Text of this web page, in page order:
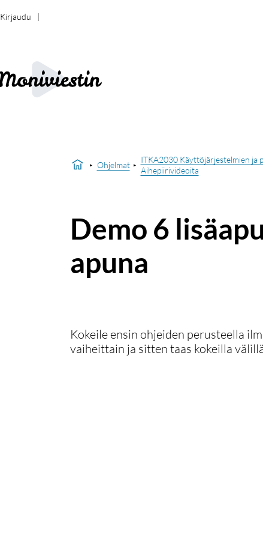
Kirjaudu
Ohjelmat
ITKA2030 Käyttöjärjestelmien ja
Aihepiirivideoita
Demo 6
apuna
Kokeile ensin ohjeiden perusteella
vaiheittain ja sitten taas kokeilla